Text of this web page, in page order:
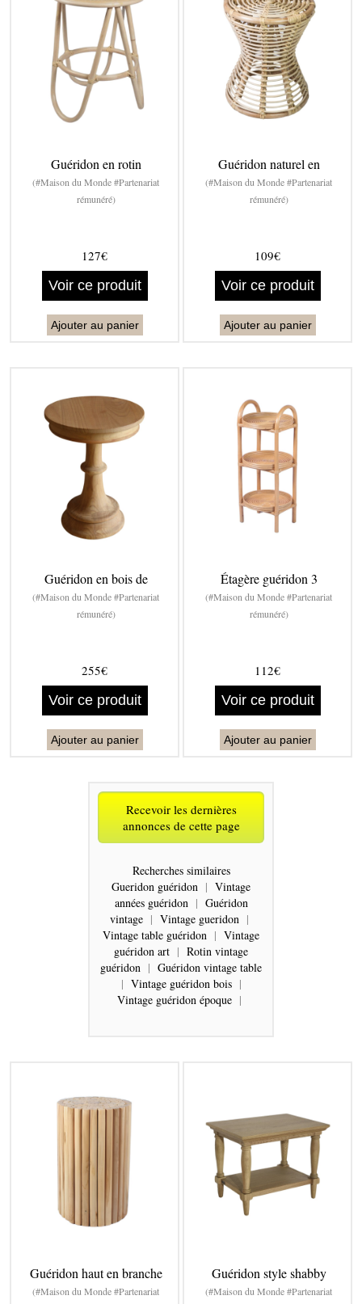
Guéridon en rotin
(#Maison du Monde #Partenariat
rémunéré)
127€
Voir ce produit
Ajouter au panier
Guéridon naturel en
(#Maison du Monde #Partenariat
rémunéré)
109€
Voir ce produit
Ajouter au panier
Guéridon en bois de
(#Maison du Monde #Partenariat
rémunéré)
255€
Voir ce produit
Ajouter au panier
Étagère guéridon 3
(#Maison du Monde #Partenariat
rémunéré)
112€
Voir ce produit
Ajouter au panier
Recevoir les dernières
annonces de cette page
Recherches similaires
Gueridon guéridon | Vintage
années guéridon | Guéridon
vintage | Vintage gueridon |
Vintage table guéridon | Vintage
guéridon art | Rotin vintage
guéridon | Guéridon vintage table
| Vintage guéridon bois |
Vintage guéridon époque |
Guéridon haut en branche
(#Maison du Monde #Partenariat
Guéridon style shabby
(#Maison du Monde #Partenariat